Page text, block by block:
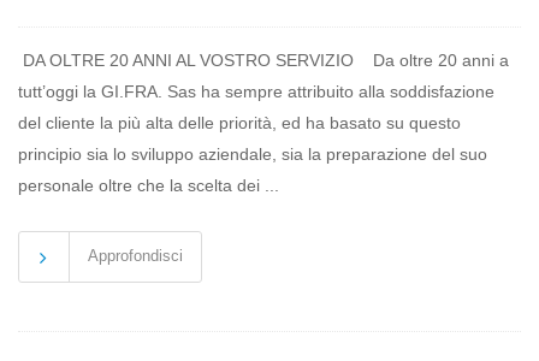
DA OLTRE 20 ANNI AL VOSTRO SERVIZIO Da oltre 20 anni a
tutt’oggi la GI.FRA. Sas ha sempre attribuito alla soddisfazione
del cliente la più alta delle priorità, ed ha basato su questo
principio sia lo sviluppo aziendale, sia la preparazione del suo
personale oltre che la scelta dei ...
Approfondisci